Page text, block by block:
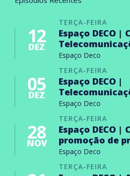
TERÇA-FEIRA
12
DEZ
Espaço DECO
Espaço Deco
TERÇA-FEIRA
05
DEZ
Espaço DECO |
Espaço Deco
TERÇA-FEIRA
28
NOV
Espaço DECO |
promoção de
Espaço Deco
TERÇA-FEIRA